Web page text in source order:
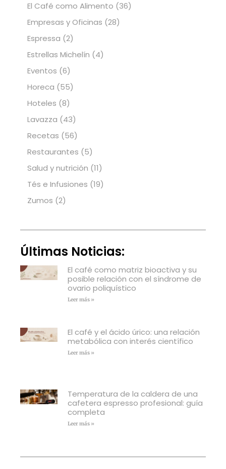
El Café como Alimento (36)
Empresas y Oficinas (28)
Espressa (2)
Estrellas Michelín (4)
Eventos (6)
Horeca (55)
Hoteles (8)
Lavazza (43)
Recetas (56)
Restaurantes (5)
Salud y nutrición (11)
Tés e Infusiones (19)
Zumos (2)
Últimas Noticias:
El café como matriz bioactiva y su
posible relación con el síndrome de
ovario poliquístico
Leer más »
El café y el ácido úrico: una relación
metabólica con interés científico
Leer más »
Temperatura de la caldera de una
cafetera espresso profesional: guía
completa
Leer más »